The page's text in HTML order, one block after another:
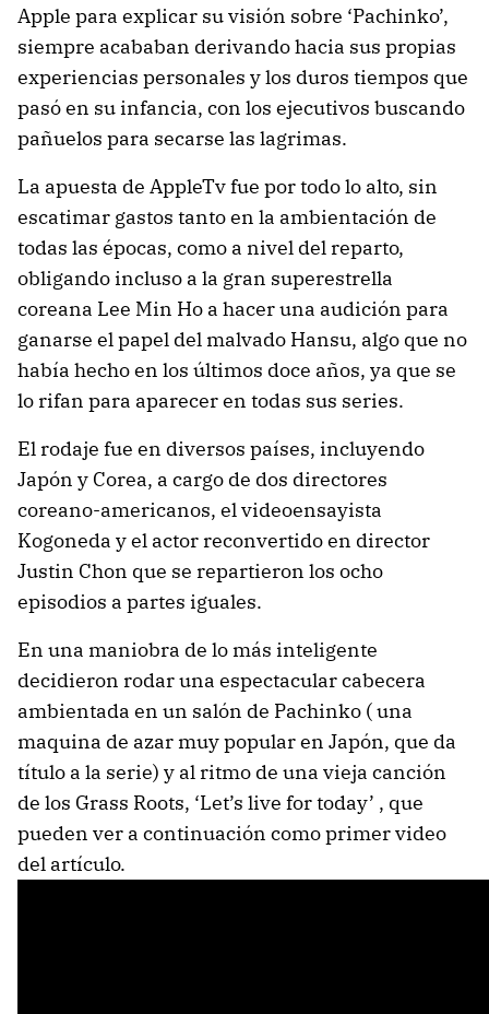
Apple para explicar su visión sobre ‘Pachinko’,
siempre acababan derivando hacia sus propias
experiencias personales y los duros tiempos que
pasó en su infancia, con los ejecutivos buscando
pañuelos para secarse las lagrimas.
La apuesta de AppleTv fue por todo lo alto, sin
escatimar gastos tanto en la ambientación de
todas las épocas, como a nivel del reparto,
obligando incluso a la gran superestrella
coreana Lee Min Ho a hacer una audición para
ganarse el papel del malvado Hansu, algo que no
había hecho en los últimos doce años, ya que se
lo rifan para aparecer en todas sus series.
El rodaje fue en diversos países, incluyendo
Japón y Corea, a cargo de dos directores
coreano-americanos, el videoensayista
Kogoneda y el actor reconvertido en director
Justin Chon que se repartieron los ocho
episodios a partes iguales.
En una maniobra de lo más inteligente
decidieron rodar una espectacular cabecera
ambientada en un salón de Pachinko ( una
maquina de azar muy popular en Japón, que da
título a la serie) y al ritmo de una vieja canción
de los Grass Roots, ‘Let’s live for today’ , que
pueden ver a continuación como primer video
del artículo.